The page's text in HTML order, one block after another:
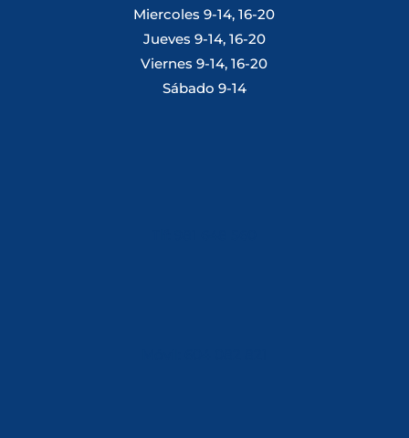
Miercoles 9-14, 16-20
Jueves 9-14, 16-20
Viernes 9-14, 16-20
Sábado 9-14